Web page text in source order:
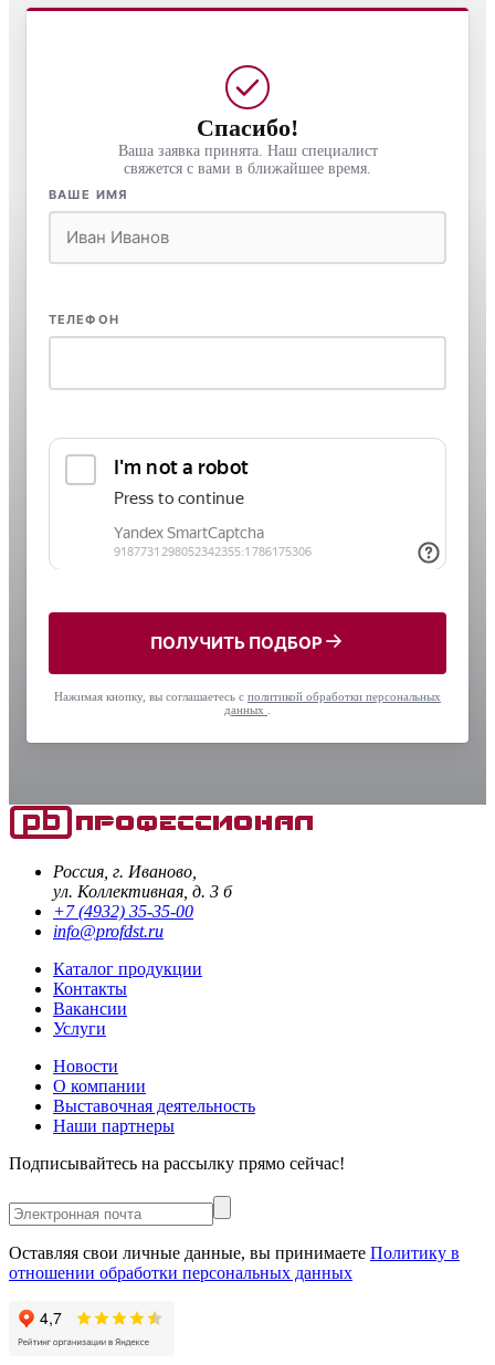
Спасибо!
Ваша заявка принята. Наш специалист
свяжется с вами в ближайшее время.
ВАШЕ ИМЯ
ТЕЛЕФОН
ПОЛУЧИТЬ ПОДБОР
Нажимая кнопку, вы соглашаетесь с политикой обработки персональных
данных
Россия, г. Иваново,
ул. Коллективная, д. 3 б
+7 (4932) 35-35-00
info@profdst.ru
Каталог продукции
Контакты
Вакансии
Услуги
Новости
О компании
Выставочная деятельность
Наши партнеры
Подписывайтесь на рассылку прямо сейчас!
Оставляя свои личные данные, вы принимаете Политику в
отношении обработки персональных данных